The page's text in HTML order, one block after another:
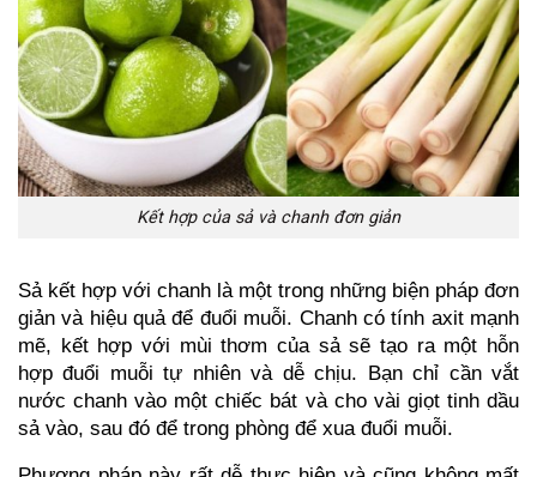
Kết hợp của sả và chanh đơn giản
Sả kết hợp với chanh là một trong những biện pháp đơn
giản và hiệu quả để đuổi muỗi. Chanh có tính axit mạnh
mẽ, kết hợp với mùi thơm của sả sẽ tạo ra một hỗn
hợp đuổi muỗi tự nhiên và dễ chịu. Bạn chỉ cần vắt
nước chanh vào một chiếc bát và cho vài giọt tinh dầu
sả vào, sau đó để trong phòng để xua đuổi muỗi.